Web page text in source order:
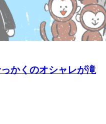
かくのオシャレが滝